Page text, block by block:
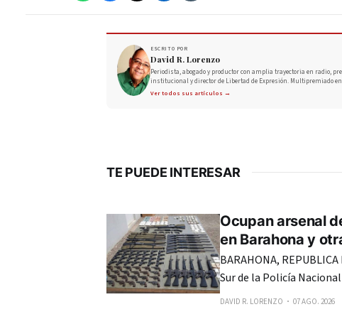
ESCRITO POR
David R. Lorenzo
Periodista, abogado y productor con amplia trayectoria en radio,
institucional y director de Libertad de Expresión. Multipremiado
Ver todos sus artículos →
TE PUEDE INTERESAR
Ocupan arsenal
en Barahona y
BARAHONA,
Sur de la Policía
incautado 109 armas de
DAVID R. LORENZO 07 AGO. 2026